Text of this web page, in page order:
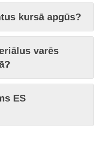
kursā apgūs?
varēs
ES